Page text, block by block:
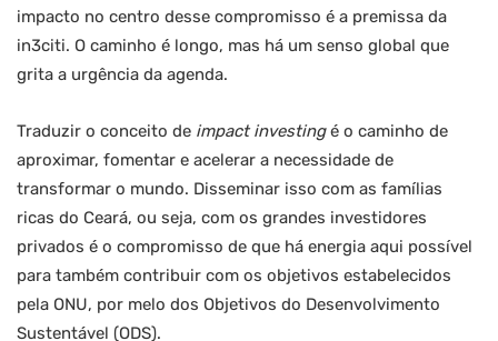
impacto no centro desse compromisso é a premissa da
in3citi. O caminho é longo, mas há um senso global que
grita a urgência da agenda.
Traduzir o conceito de impact investingé o caminho de
aproximar, fomentar e acelerar a necessidade de
transformar o mundo. Disseminar isso com as famílias
ricas do Ceará, ou seja, com os grandes investidores
privados é o compromisso de que há energia aqui possível
para também contribuir com os objetivos estabelecidos
pela ONU, por melo dos Objetivos do Desenvolvimento
Sustentável (ODS).